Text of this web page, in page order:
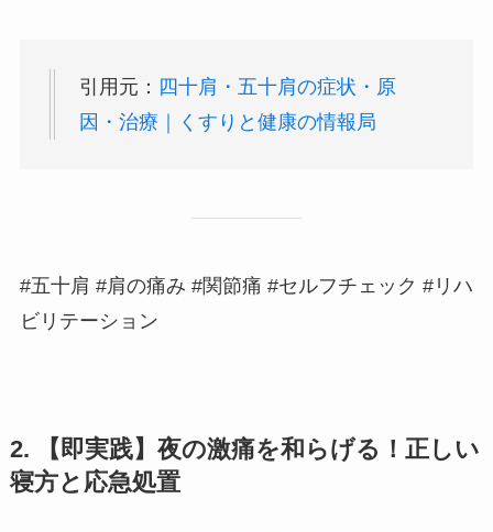
引用元： 四十肩・五十肩の症状・原
因・治療｜くすりと健康の情報局
#五十肩 #肩の痛み #関節痛 #セルフチェック #リハ
ビリテーション
2. 【即実践】夜の激痛を和らげる！正しい
寝方と応急処置